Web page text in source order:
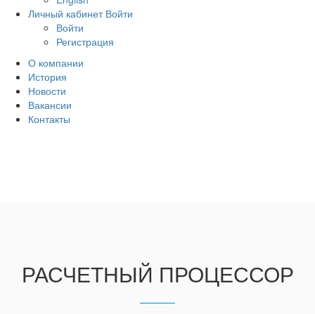
Личный кабинет Войти
Войти
Регистрация
О компании
История
Новости
Вакансии
Контакты
РАСЧЕТНЫЙ ПРОЦЕССОР